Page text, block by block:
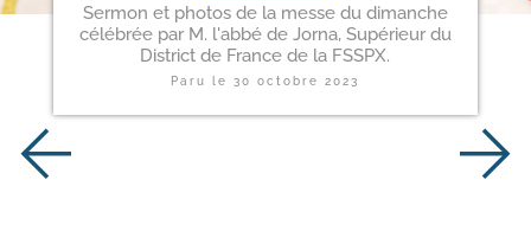
Sermon et photos de la messe du dimanche
célébrée par M. l'abbé de Jorna, Supérieur du
District de France de la FSSPX.
Paru le30 octobre 2023